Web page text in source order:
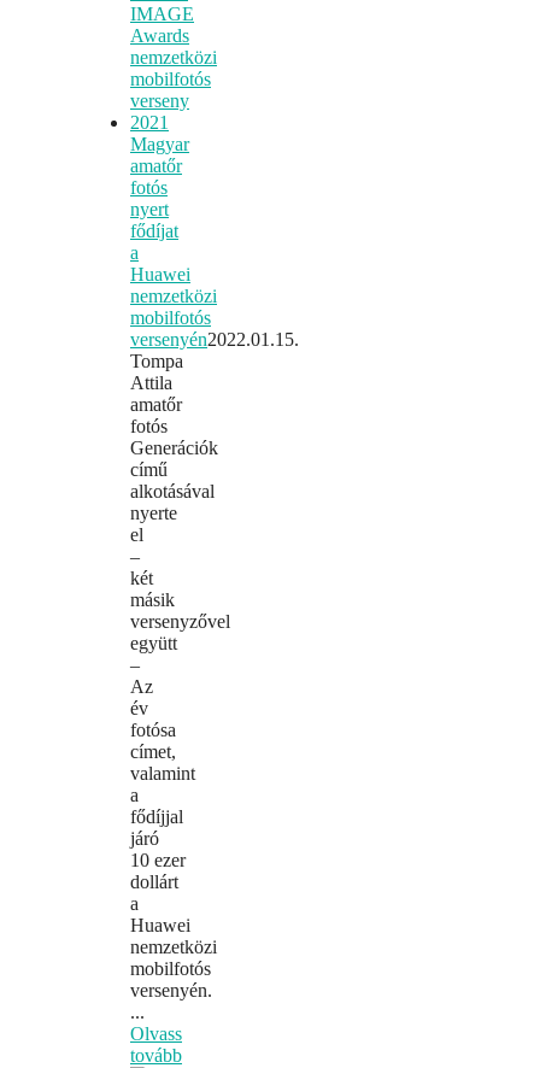
Magyar
amatőr
fotós
nyert
fődíjat
a
Huawei
nemzetközi
mobilfotós
versenyén2022.01.15.
Tompa
Attila
amatőr
fotós
Generációk
című
alkotásával
nyerte
el
–
két
másik
versenyzővel
együtt
–
Az
év
fotósa
címet,
valamint
a
fődíjjal
járó
10 ezer
dollárt
a
Huawei
nemzetközi
mobilfotós
versenyén.
...
Olvass
tovább